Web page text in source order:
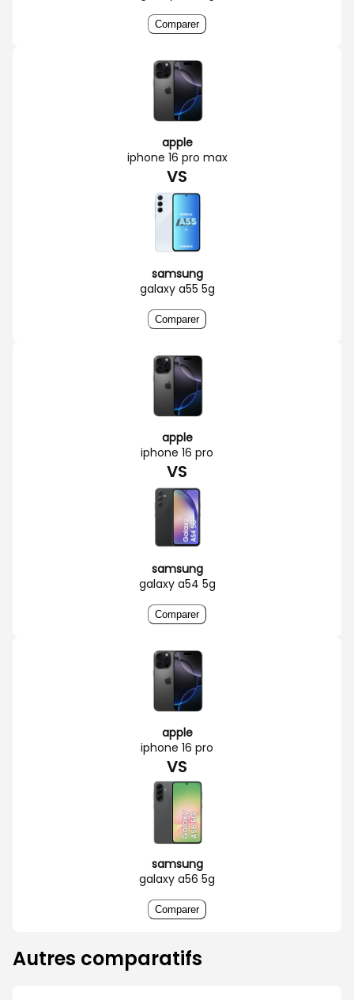
Comparer
apple
iphone 16 pro max
VS
samsung
galaxy a55 5g
Comparer
apple
iphone 16 pro
VS
samsung
galaxy a54 5g
Comparer
apple
iphone 16 pro
VS
samsung
galaxy a56 5g
Comparer
Autres comparatifs